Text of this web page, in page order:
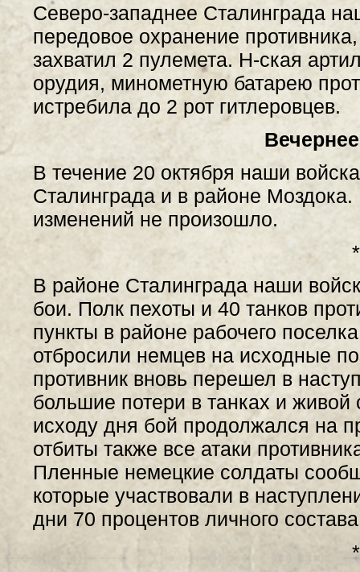
Северо-западнее Сталинграда
передовое охранение
захватил 2 пулемета. Н-ская
орудия, минометную батарею
истребила до 2 рот гитлеровцев.
В течение 20 октября наши
Сталинграда и в районе
изменений не произошло.
В районе Сталинграда наши
бои. Полк пехоты и 40 танков
пункты в районе рабочего
отбросили немцев на исходные
противник вновь перешел в
большие потери в танках и
исходу дня бой продолжался на
отбиты также все атаки
Пленные немецкие солдаты
которые участвовали в
дни 70 процентов личного